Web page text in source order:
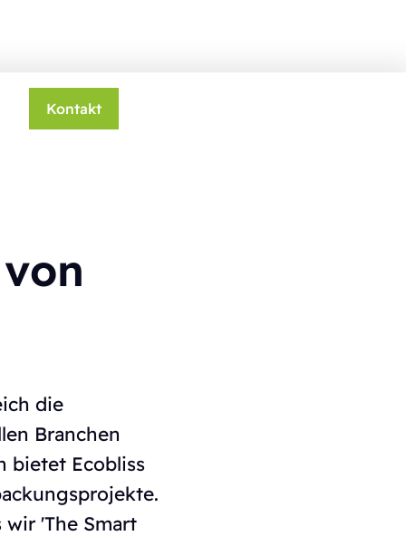
Kontakt
die
Branchen
bietet Ecobliss
'The Smart